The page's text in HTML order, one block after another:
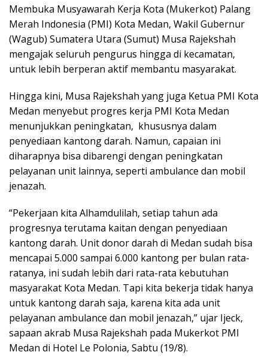
Membuka Musyawarah Kerja Kota (Mukerkot) Palang
Merah Indonesia (PMI) Kota Medan, Wakil Gubernur
(Wagub) Sumatera Utara (Sumut) Musa Rajekshah
mengajak seluruh pengurus hingga di kecamatan,
untuk lebih berperan aktif membantu masyarakat.
Hingga kini, Musa Rajekshah yang juga Ketua PMI Kota
Medan menyebut progres kerja PMI Kota Medan
menunjukkan peningkatan, khususnya dalam
penyediaan kantong darah. Namun, capaian ini
diharapnya bisa dibarengi dengan peningkatan
pelayanan unit lainnya, seperti ambulance dan mobil
jenazah.
“Pekerjaan kita Alhamdulilah, setiap tahun ada
progresnya terutama kaitan dengan penyediaan
kantong darah. Unit donor darah di Medan sudah bisa
mencapai 5.000 sampai 6.000 kantong per bulan rata-
ratanya, ini sudah lebih dari rata-rata kebutuhan
masyarakat Kota Medan. Tapi kita bekerja tidak hanya
untuk kantong darah saja, karena kita ada unit
pelayanan ambulance dan mobil jenazah,” ujar Ijeck,
sapaan akrab Musa Rajekshah pada Mukerkot PMI
Medan di Hotel Le Polonia, Sabtu (19/8).